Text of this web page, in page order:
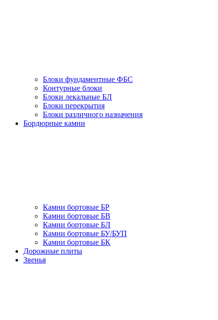
Блоки фундаментные ФБС
Контурные блоки
Блоки лекальные БЛ
Блоки перекрытия
Блоки различного назначения
Бордюрные камни
Камни бортовые БР
Камни бортовые БВ
Камни бортовые БЛ
Камни бортовые БУ/БУП
Камни бортовые БК
Дорожные плиты
Звенья